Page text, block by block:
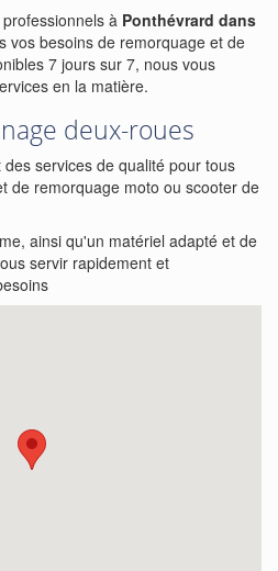
à Ponthévrard dans
vos besoins de remorquage et de
7 jours sur 7, nous vous
en la matière.
deux-roues
services de qualité pour tous
de remorquage moto ou scooter de
ainsi qu'un matériel adapté et de
servir rapidement et